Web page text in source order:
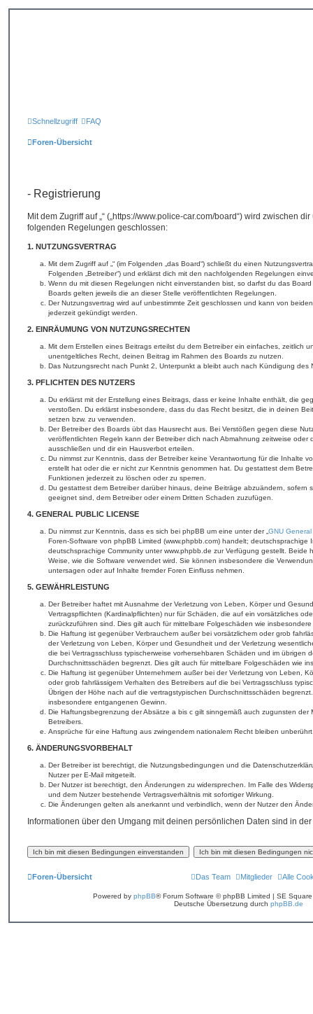
Schnellzugriff FAQ
Foren-Übersicht
- Registrierung
Mit dem Zugriff auf „“ („https://www.police-car.com/board“) wird zwischen
folgenden Regelungen geschlossen:
1. NUTZUNGSVERTRAG
Mit dem Zugriff auf „“ (im Folgenden „das Board“) schließt du einen
Folgenden „Betreiber“) und erklärst dich mit den nachfolgenden Regelungen
Wenn du mit diesen Regelungen nicht einverstanden bist, so darfst du das
Boards gelten jeweils die an dieser Stelle veröffentlichten Regelungen.
Der Nutzungsvertrag wird auf unbestimmte Zeit geschlossen und kann von
jederzeit gekündigt werden.
2. EINRÄUMUNG VON NUTZUNGSRECHTEN
Mit dem Erstellen eines Beitrags erteilst du dem Betreiber ein einfaches, zeitlich
unentgeltliches Recht, deinen Beitrag im Rahmen des Boards zu nutzen.
Das Nutzungsrecht nach Punkt 2, Unterpunkt a bleibt auch nach Kündigung des
3. PFLICHTEN DES NUTZERS
Du erklärst mit der Erstellung eines Beitrags, dass er keine Inhalte enthält, die
verstoßen. Du erklärst insbesondere, dass du das Recht besitzt, die in deinen
setzen bzw. zu verwenden.
Der Betreiber des Boards übt das Hausrecht aus. Bei Verstößen gegen diese
veröffentlichten Regeln kann der Betreiber dich nach Abmahnung zeitweise
ausschließen und dir ein Hausverbot erteilen.
Du nimmst zur Kenntnis, dass der Betreiber keine Verantwortung für die Inhalte
erstellt hat oder die er nicht zur Kenntnis genommen hat. Du gestattest dem
Funktionen jederzeit zu löschen oder zu sperren.
Du gestattest dem Betreiber darüber hinaus, deine Beiträge abzuändern, sofern
geeignet sind, dem Betreiber oder einem Dritten Schaden zuzufügen.
4. GENERAL PUBLIC LICENSE
Du nimmst zur Kenntnis, dass es sich bei phpBB um eine unter der „ GNU
Foren-Software von phpBB Limited (www.phpbb.com) handelt; deutschsprachige
deutschsprachige Community unter www.phpbb.de zur Verfügung gestellt. Beide
Weise, wie die Software verwendet wird. Sie können insbesondere die
untersagen oder auf Inhalte fremder Foren Einfluss nehmen.
5. GEWÄHRLEISTUNG
Der Betreiber haftet mit Ausnahme der Verletzung von Leben, Körper und
Vertragspflichten (Kardinalpflichten) nur für Schäden, die auf ein vorsätzliches
zurückzuführen sind. Dies gilt auch für mittelbare Folgeschäden wie
Die Haftung ist gegenüber Verbrauchern außer bei vorsätzlichem oder grob
der Verletzung von Leben, Körper und Gesundheit und der Verletzung
die bei Vertragsschluss typischerweise vorhersehbaren Schäden und im übrigen
Durchschnittsschäden begrenzt. Dies gilt auch für mittelbare Folgeschäden wie
Die Haftung ist gegenüber Unternehmern außer bei der Verletzung von Leben,
oder grob fahrlässigem Verhalten des Betreibers auf die bei Vertragsschluss
Übrigen der Höhe nach auf die vertragstypischen Durchschnittsschäden
insbesondere entgangenen Gewinn.
Die Haftungsbegrenzung der Absätze a bis c gilt sinngemäß auch zugunsten der
Betreibers.
Ansprüche für eine Haftung aus zwingendem nationalem Recht bleiben
6. ÄNDERUNGSVORBEHALT
Der Betreiber ist berechtigt, die Nutzungsbedingungen und die
Nutzer per E-Mail mitgeteilt.
Der Nutzer ist berechtigt, den Änderungen zu widersprechen. Im Falle des
und dem Nutzer bestehende Vertragsverhältnis mit sofortiger Wirkung.
Die Änderungen gelten als anerkannt und verbindlich, wenn der Nutzer den
Informationen über den Umgang mit deinen persönlichen Daten sind in
Foren-Übersicht Alle
Mitglieder
Das Team
Powered by phpBB® Forum Software © phpBB Limited | SE
Deutsche Übersetzung durch phpBB.de